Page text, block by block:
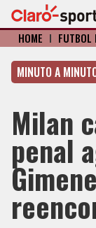
HOME I FÚTBOL
MINUTO A
Milan
penal